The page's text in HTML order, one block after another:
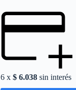
6 x$ 6.038 sin interés